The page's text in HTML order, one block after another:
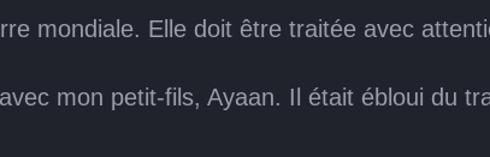
mondiale. Elle doit être traitée avec
mon petit-fils, Ayaan. Il était ébloui du